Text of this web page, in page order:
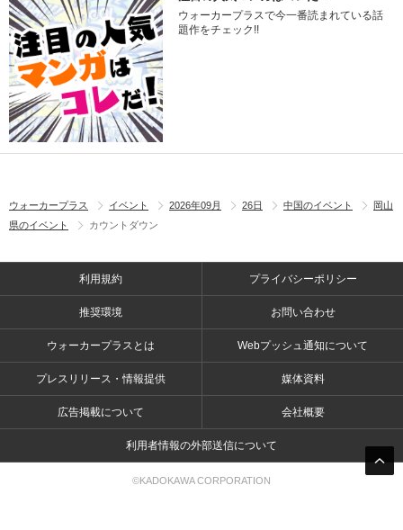
ウォーカープラスで今一番読まれている話
題作をチェック!!
ウォーカープラス イベント 2026年09月 26日 中国のイベント
岡山
県のイベント
カウントダウン
利用規約 プライバシーポリシー
推奨環境 お問い合わせ
ウォーカープラスとは Webプッシュ通知について
プレスリリース・情報提供 媒体資料
広告掲載について 会社概要
利用者情報の外部送信について
©KADOKAWA CORPORATION